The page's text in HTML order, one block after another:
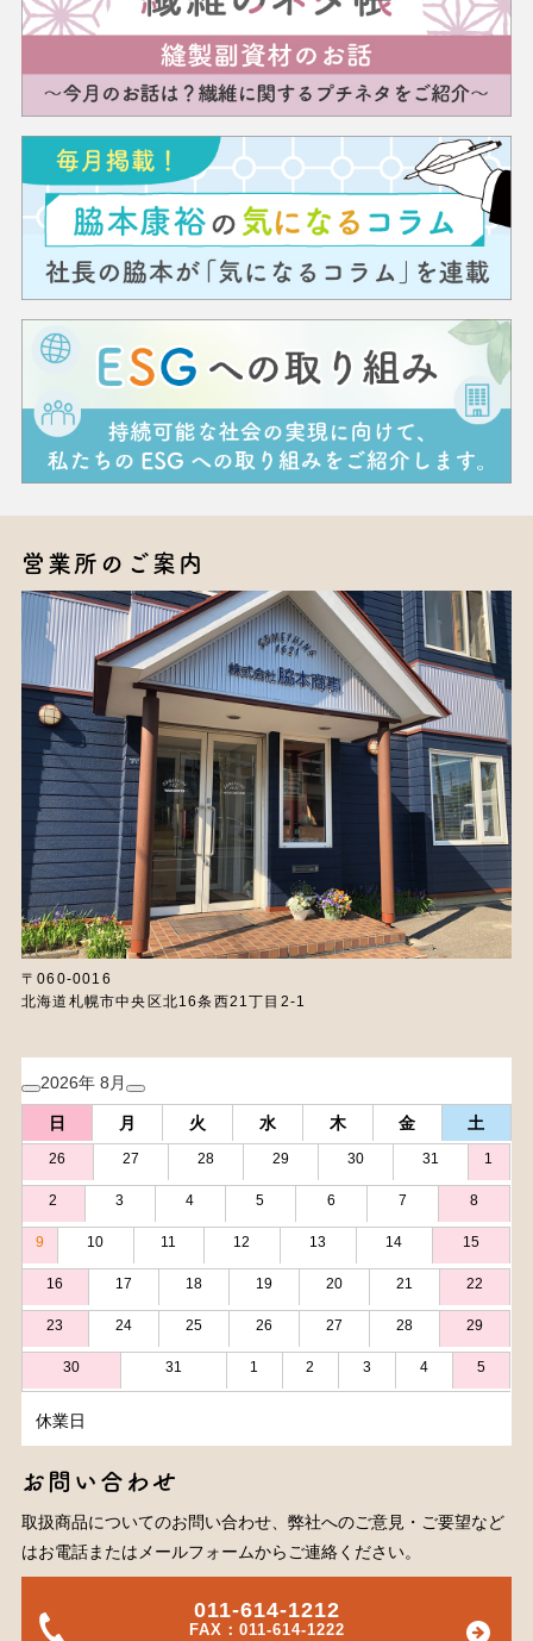
営業所のご案内
〒060-0016
北海道札幌市中央区北16条西21丁目2-1
2026年 8月
日 月 火 水 木 金 土
26 27 28 29 30 31 1
2 3 4 5 6 7 8
9 10 11 12 13 14 15
16 17 18 19 20 21 22
23 24 25 26 27 28 29
30 31 1 2 3 4 5
休業日
お問い合わせ
取扱商品についてのお問い合わせ、弊社へのご意見・ご要望など
はお電話またはメールフォームからご連絡ください。
011-614-1212
FAX：011-614-1222